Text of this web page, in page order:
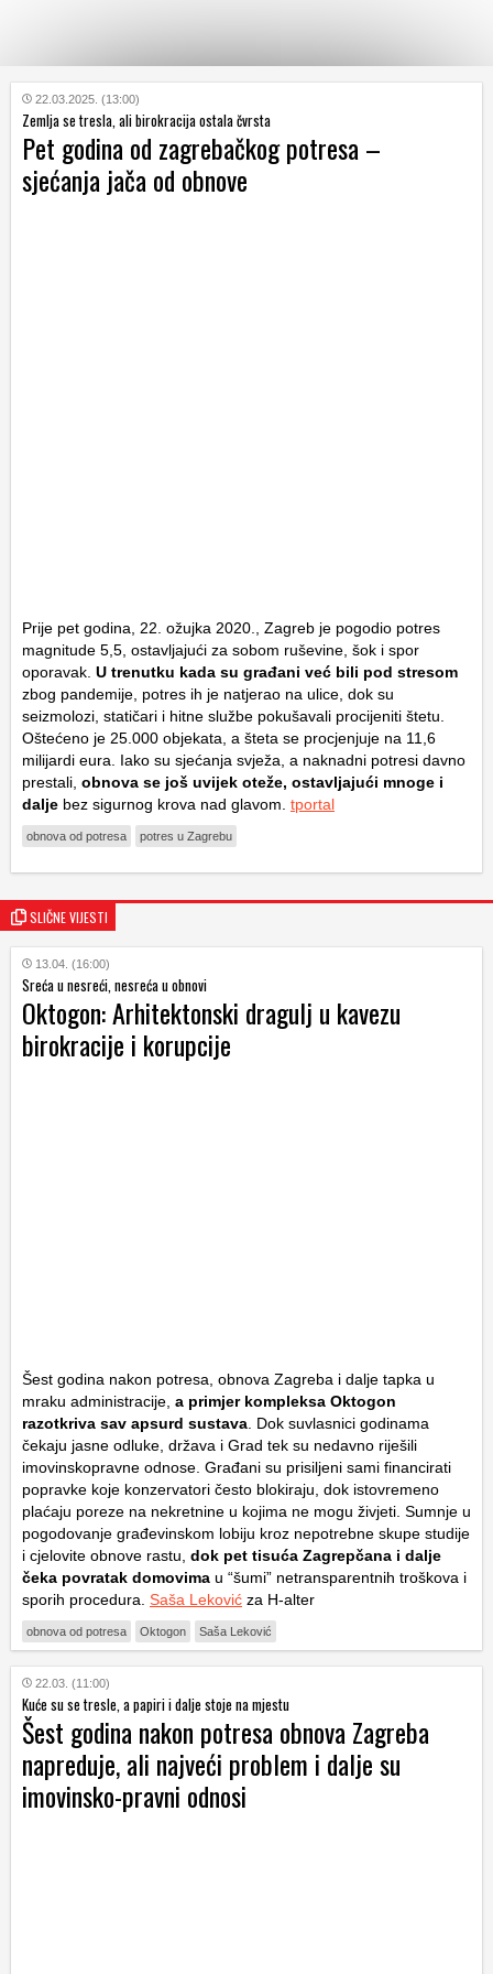
KATEGORIJE
HRVATSKI
WEB
22.03.2025. (13:00)
Zemlja se tresla, ali birokracija ostala čvrsta
Pet godina od zagrebačkog potresa –
sjećanja jača od obnove
Prije pet godina, 22. ožujka 2020., Zagreb je pogodio potres
magnitude 5,5, ostavljajući za sobom ruševine, šok i spor
oporavak. U trenutku kada su građani već bili pod stresom
zbog pandemije, potres ih je natjerao na ulice, dok su
seizmolozi, statičari i hitne službe pokušavali procijeniti štetu.
Oštećeno je 25.000 objekata, a šteta se procjenjuje na 11,6
milijardi eura. Iako su sjećanja svježa, a naknadni potresi davno
prestali, obnova se još uvijek oteže, ostavljajući mnoge i
dalje bez sigurnog krova nad glavom. tportal
obnova od potresa potres u Zagrebu
SLIČNE VIJESTI
13.04. (16:00)
Sreća u nesreći, nesreća u obnovi
Oktogon: Arhitektonski dragulj u kavezu
birokracije i korupcije
Šest godina nakon potresa, obnova Zagreba i dalje tapka u
mraku administracije, a primjer kompleksa Oktogon
razotkriva sav apsurd sustava . Dok suvlasnici godinama
čekaju jasne odluke, država i Grad tek su nedavno riješili
imovinskopravne odnose. Građani su prisiljeni sami financirati
popravke koje konzervatori često blokiraju, dok istovremeno
plaćaju poreze na nekretnine u kojima ne mogu živjeti. Sumnje u
pogodovanje građevinskom lobiju kroz nepotrebne skupe studije
i cjelovite obnove rastu, dok pet tisuća Zagrepčana i dalje
čeka povratak domovima u “šumi” netransparentnih troškova i
sporih procedura. Saša Leković za H-alter
obnova od potresa Oktogon Saša Leković
22.03. (11:00)
Kuće su se tresle, a papiri i dalje stoje na mjestu
Šest godina nakon potresa obnova Zagreba
napreduje, ali najveći problem i dalje su
imovinsko-pravni odnosi